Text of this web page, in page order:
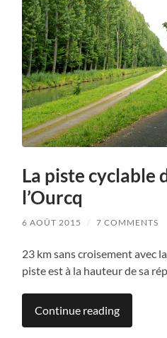
La piste cyclable
l’Ourcq
6 AOÛT 2015 / 7 COMMENTS
23 km sans croisement avec
piste est à la hauteur de sa
Continue reading